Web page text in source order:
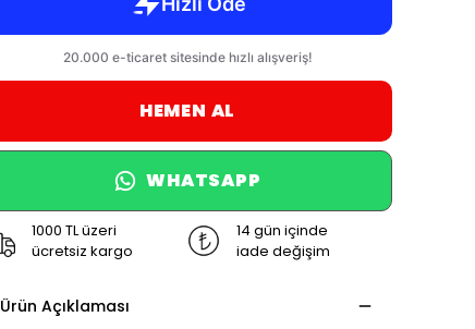
HEMEN AL
WHATSAPP
1000 TL üzeri
ücretsiz kargo
14 gün içinde
iade değişim
Ürün Açıklaması